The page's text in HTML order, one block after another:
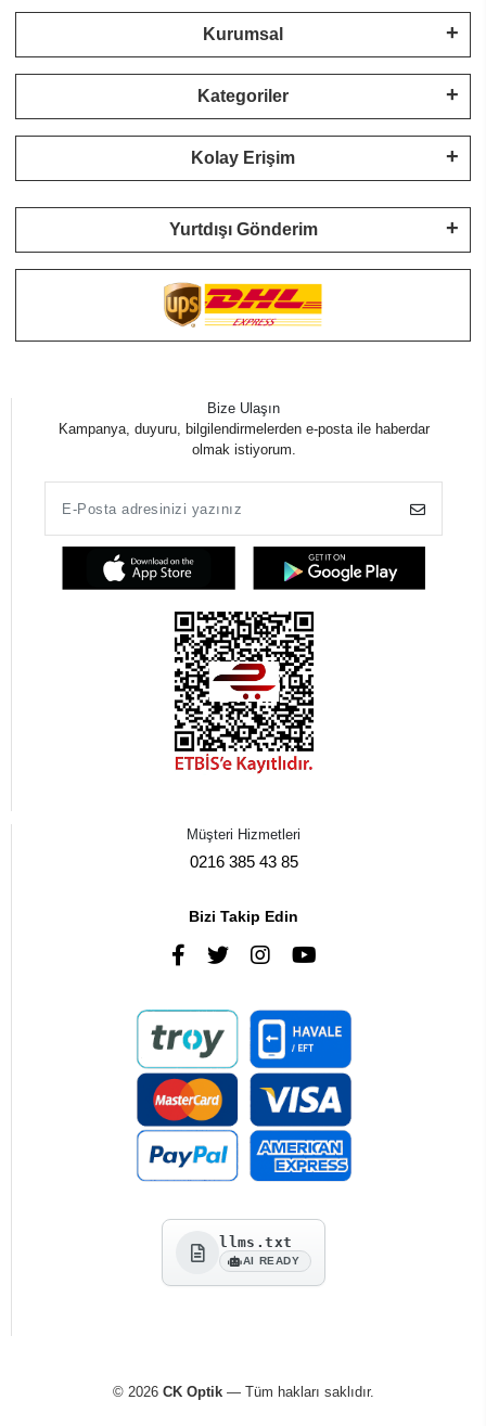
Kurumsal
Kategoriler
Kolay Erişim
Yurtdışı Gönderim
Bize Ulaşın
Kampanya, duyuru, bilgilendirmelerden e-posta ile haberdar
olmak istiyorum.
Müşteri Hizmetleri
0216 385 43 85
Bizi Takip Edin
llms.txt
AI READY
© 2026 CK Optik— Tüm hakları saklıdır.